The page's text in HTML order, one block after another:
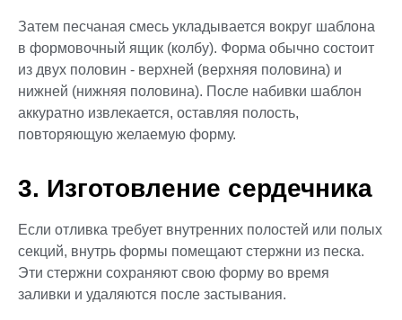
Затем песчаная смесь укладывается вокруг шаблона
в формовочный ящик (колбу). Форма обычно состоит
из двух половин - верхней (верхняя половина) и
нижней (нижняя половина). После набивки шаблон
аккуратно извлекается, оставляя полость,
повторяющую желаемую форму.
3. Изготовление сердечника
Если отливка требует внутренних полостей или полых
секций, внутрь формы помещают стержни из песка.
Эти стержни сохраняют свою форму во время
заливки и удаляются после застывания.